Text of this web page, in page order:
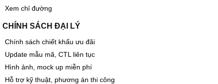
Xem chỉ đường
CHÍNH SÁCH ĐẠI LÝ
Chính sách chiết khấu ưu đãi
Update mẫu mã, CTL liên tục
Hình ảnh, mock up miễn phí
Hỗ trợ kỹ thuật, phương án thi công